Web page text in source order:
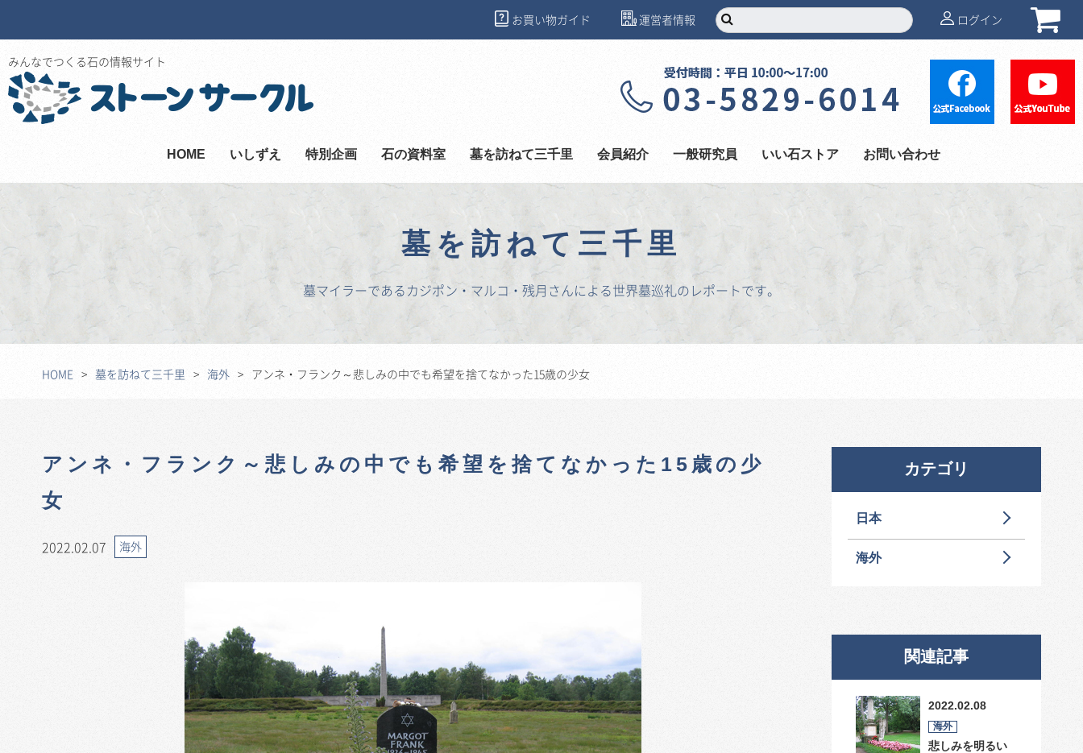
お買い物ガイド 運営者情報 ログイン
みんなでつくる石の情報サイト
HOME いしずえ 特別企画 石の資料室 墓を訪ねて三千里 会員紹介 一般研究員 いい石ストア お問い合わせ
墓を訪ねて三千里
墓マイラーであるカジポン・マルコ・残月さんによる世界墓巡礼のレポートです。
HOME 墓を訪ねて三千里 海外 アンネ・フランク～悲しみの中でも希望を捨てなかった15歳の少女
アンネ・フランク～悲しみの中でも希望を捨てなかった15歳の少
女
2022.02.07 海外
カテゴリ
日本
海外
関連記事
2022.02.08
海外
悲しみを明るい